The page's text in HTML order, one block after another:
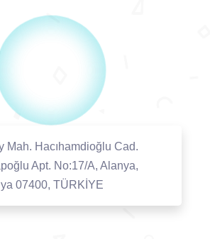
Mah. Hacıhamdioğlu Cad.
Apt. No:17/A, Alanya,
07400, TÜRKİYE